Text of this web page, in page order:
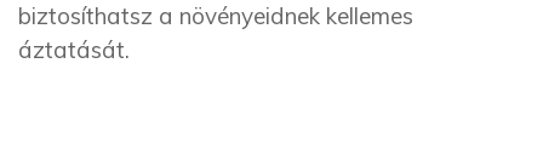
biztosíthatsz a növényeidnek kellemes
áztatását.